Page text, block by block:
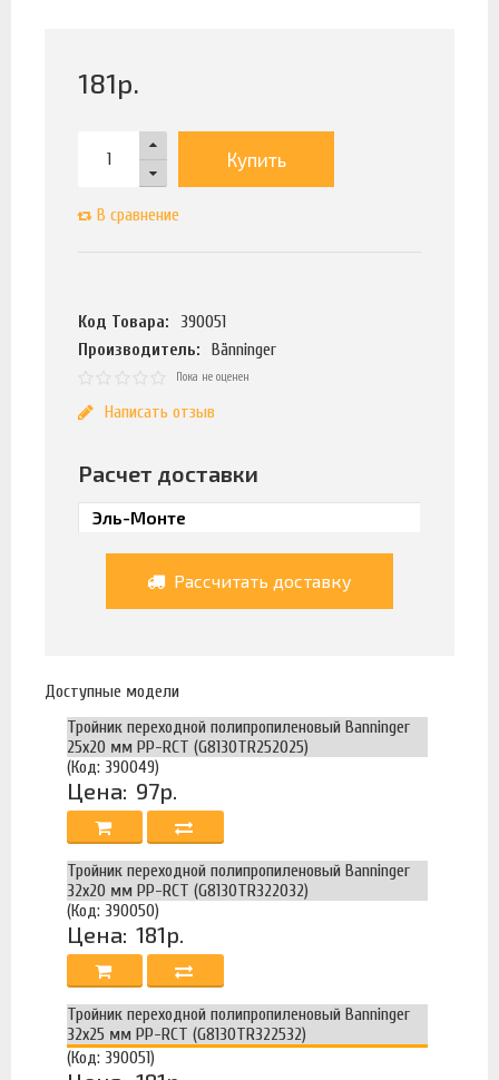
181р.
Купить
В сравнение
Код Товара:
390051
Производитель:
Bänninger
Пока не оценен
Написать отзыв
Расчет доставки
Рассчитать доставку
Доступные модели
Тройник переходной полипропиленовый Banninger
25х20 мм PP-RCT (G8130TR252025)
(Код: 390049)
Цена: 97р.
Тройник переходной полипропиленовый Banninger
32х20 мм PP-RCT (G8130TR322032)
(Код: 390050)
Цена: 181р.
Тройник переходной полипропиленовый Banninger
32х25 мм PP-RCT (G8130TR322532)
(Код: 390051)